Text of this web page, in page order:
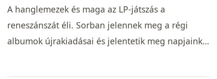
A hanglemezek és maga az LP-játszás a
reneszánszát éli. Sorban jelennek meg a régi
albumok újrakiadásai és jelentetik meg napjaink…